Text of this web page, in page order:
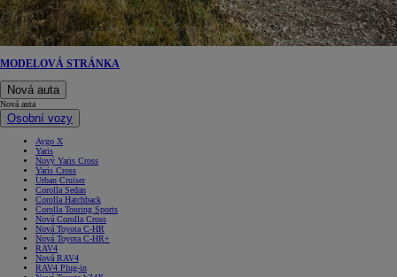
MODELOVÁ STRÁNKA
Nová auta
Nová auta
Osobní vozy
Aygo X
Yaris
Nový Yaris Cross
Yaris Cross
Urban Cruiser
Corolla Sedan
Corolla Hatchback
Corolla Touring Sports
Nová Corolla Cross
Nová Toyota C-HR
Nová Toyota C-HR+
RAV4
Nová RAV4
RAV4 Plug-in